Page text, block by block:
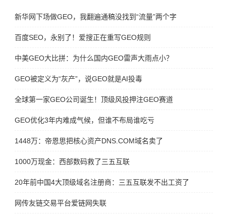
新华网下场做GEO，我翻遍通稿没找到“流量”两个字
百度SEO，永别了！爱搜正在重写GEO规则
中美GEO大比拼：为什么国内GEO雷声大雨点小？
GEO被定义为“灰产”，说GEO就是AI投毒
全球第一家GEO公司诞生！顶级风投押注GEO赛道
GEO优化3年内难成气候，但谁不布局谁吃亏
1448万：帝恩思把核心资产DNS.COM域名卖了
1000万现金：西部数码救了三五互联
20年前中国4大顶级域名注册商：三五互联发不出工资了
网传友链交易平台爱链网失联